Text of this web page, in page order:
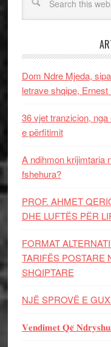
Dom Ndre Mjeda,
letrave shqipe,
36 vjet tranzicion,
e përfitimit
A ndihmon krijimtaria
fshehura?
PROF. AHMET
DHE LUFTЁS PЁR
FORMAT
TARIFËS POSTARE
SHQIPTARE
NJË SPROVË E
𝐕𝐞𝐧𝐝𝐢𝐦𝐞𝐭 𝐐𝐞̈